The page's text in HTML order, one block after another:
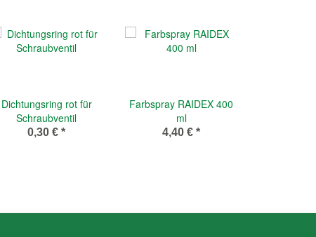
Dichtungsring rot für
Schraubventil
0,30 € *
Farbspray RAIDEX 400
ml
4,40 € *